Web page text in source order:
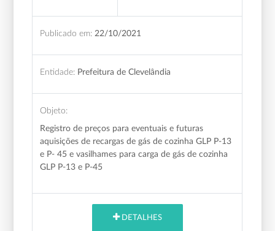
Publicado em: 22/10/2021
Entidade: Prefeitura de Clevelândia
Objeto:
Registro de preços para eventuais e futuras
aquisições de recargas de gás de cozinha GLP P-13
e P- 45 e vasilhames para carga de gás de cozinha
GLP P-13 e P-45
DETALHES